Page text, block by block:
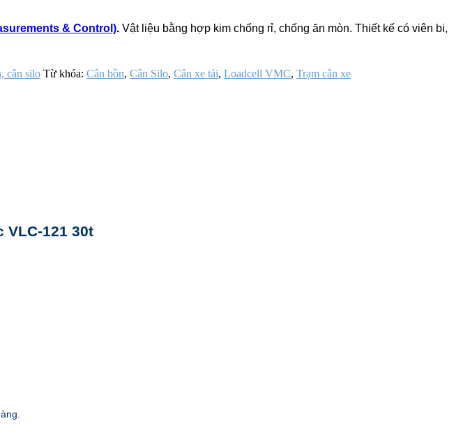
& Control). Vật liệu bằng hợp kim chống rỉ, chống ăn mòn. Thiết kế có viên bi,
cân silo Từ khóa: Cân bồn, Cân Silo, Cân xe tải, Loadcell VMC, Trạm cân xe
VLC-121 30t